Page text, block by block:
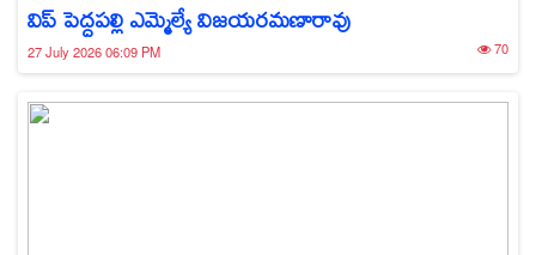
విప్ పెద్దపల్లి ఎమ్మెల్యే విజయరమణారావు
27 July 2026 06:09 PM 70